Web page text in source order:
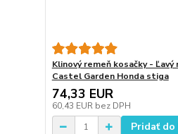
Klinový remeň kosačky -
Castel Garden Honda stiga
74,33 EUR
60,43 EUR bez DPH
Pridať do